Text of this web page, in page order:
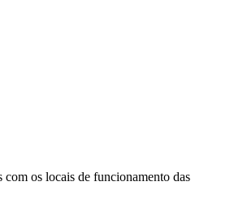
os locais de funcionamento das